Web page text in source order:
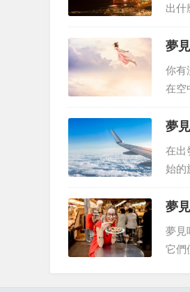
出什
達什
夢見
夢
你有
在空
僅僅
最常
夢
在出
始的
沒有
知，
夢見
它們